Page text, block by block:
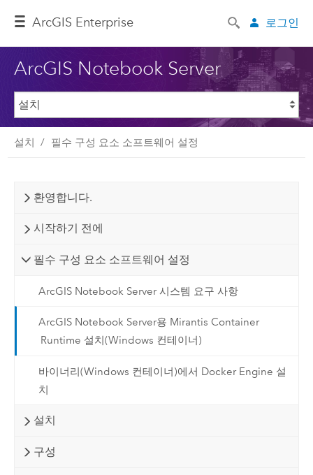
ArcGIS Enterprise 로그인
ArcGIS Notebook Server
설치 필수 구성 요소 소프트웨어 설정
환영합니다.
시작하기 전에
필수 구성 요소 소프트웨어 설정
ArcGIS Notebook Server 시스템 요구 사항
ArcGIS Notebook Server용 Mirantis Container
Runtime 설치(Windows 컨테이너)
바이너리(Windows 컨테이너)에서 Docker Engine 설
치
설치
구성